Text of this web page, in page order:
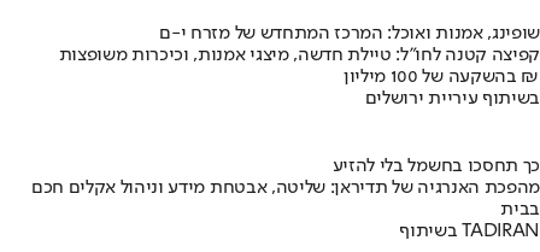
שופינג, אמנות ואוכל: המרכז המתחדש של מזרח י-ם
קפיצה קטנה לחו"ל: טיילת חדשה, מיצגי אמנות, וכיכרות משופצות
בהשקעה של 100 מיליון ₪
בשיתוף עיריית ירושלים
כך תחסכו בחשמל בלי להזיע
מהפכת האנרגיה של תדיראן: שליטה, אבטחת מידע וניהול אקלים חכם
בבית
בשיתוף TADIRAN